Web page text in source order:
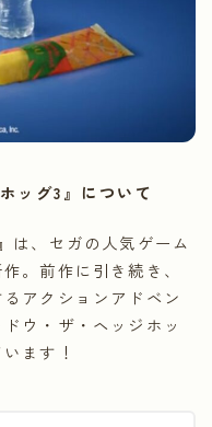
ッグ3』について
は、セガの人気ゲーム
。前作に引き続き、
アクションアドベン
ウ・ザ・ヘッジホッ
ます！